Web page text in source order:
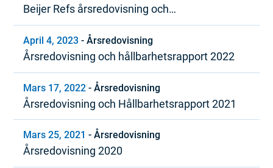
Beijer Refs årsredovisning och
hållbarhetsrapport 2023
April 4, 2023 -Årsredovisning
Årsredovisning och hållbarhetsrapport 2022
Mars 17, 2022 -Årsredovisning
Årsredovisning och Hållbarhetsrapport 2021
Mars 25, 2021 -Årsredovisning
Årsredovisning 2020